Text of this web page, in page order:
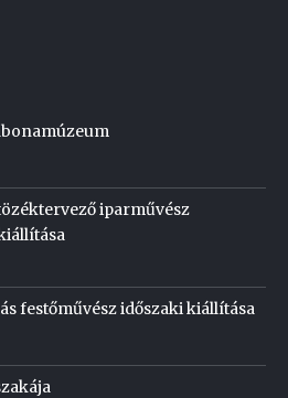
iparművész
festőművész időszaki kiállítása